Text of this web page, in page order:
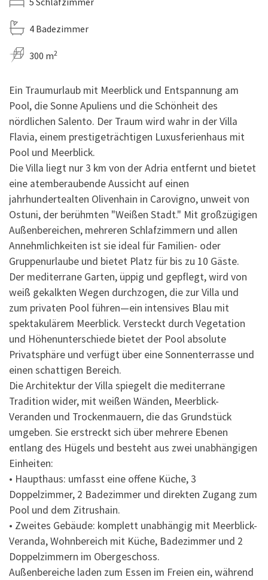
4 Badezimmer
300 m2
Ein Traumurlaub mit Meerblick und Entspannung am
Pool, die Sonne Apuliens und die Schönheit des
nördlichen Salento. Der Traum wird wahr in der Villa
Flavia, einem prestigeträchtigen Luxusferienhaus mit
Pool und Meerblick.
Die Villa liegt nur 3 km von der Adria entfernt und bietet
eine atemberaubende Aussicht auf einen
jahrhundertealten Olivenhain in Carovigno, unweit von
Ostuni, der berühmten "Weißen Stadt." Mit großzügigen
Außenbereichen, mehreren Schlafzimmern und allen
Annehmlichkeiten ist sie ideal für Familien- oder
Gruppenurlaube und bietet Platz für bis zu 10 Gäste.
Der mediterrane Garten, üppig und gepflegt, wird von
weiß gekalkten Wegen durchzogen, die zur Villa und
zum privaten Pool führen—ein intensives Blau mit
spektakulärem Meerblick. Versteckt durch Vegetation
und Höhenunterschiede bietet der Pool absolute
Privatsphäre und verfügt über eine Sonnenterrasse und
einen schattigen Bereich.
Die Architektur der Villa spiegelt die mediterrane
Tradition wider, mit weißen Wänden, Meerblick-
Veranden und Trockenmauern, die das Grundstück
umgeben. Sie erstreckt sich über mehrere Ebenen
entlang des Hügels und besteht aus zwei unabhängigen
Einheiten:
• Haupthaus: umfasst eine offene Küche, 3
Doppelzimmer, 2 Badezimmer und direkten Zugang zum
Pool und dem Zitrushain.
• Zweites Gebäude: komplett unabhängig mit Meerblick-
Veranda, Wohnbereich mit Küche, Badezimmer und 2
Doppelzimmern im Obergeschoss.
Außenbereiche laden zum Essen im Freien ein, während